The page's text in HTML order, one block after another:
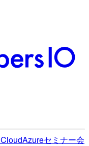
Azureセミナー会